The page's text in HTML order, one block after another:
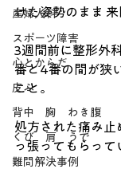
産婦人科
スポーツ障害
心とからだ
皮ふ
背中 胸 わき腹
くび 肩 うで
難問解決事例
けた姿勢のまま 来
3週間前に整形外
番と4番の間が狭
こと。
処方された痛み止
っ張ってもらって